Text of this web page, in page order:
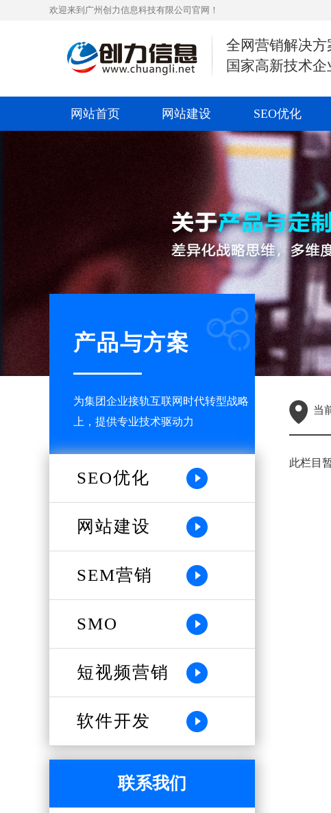
欢迎来到广州创力信息科技有限公司官网！
全网营销解决方
国家高新技术企
网站首页 网站建设 SEO优化
产品与方案
为集团企业接轨互联网时代转型战略
上，提供专业技术驱动力
SEO优化
网站建设
SEM营销
SMO
短视频营销
软件开发
联系我们
当
此栏目